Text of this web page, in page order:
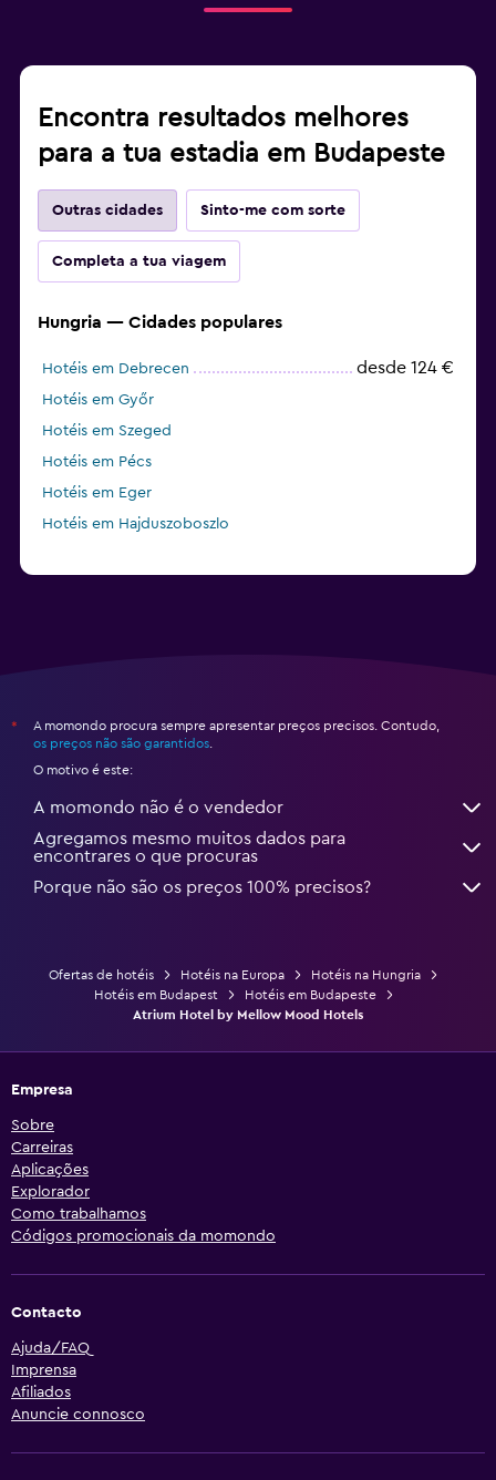
Encontra resultados melhores
para a tua estadia em Budapeste
Outras cidades Sinto-me com sorte
Completa a tua viagem
Hungria — Cidades populares
Hotéis em Debrecen desde 124 €
Hotéis em Győr
Hotéis em Szeged
Hotéis em Pécs
Hotéis em Eger
Hotéis em Hajduszoboszlo
*
A momondo procura sempre apresentar preços precisos. Contudo,
os preços não são garantidos
O motivo é este:
A momondo não é o vendedor
Agregamos mesmo muitos dados para
encontrares o que procuras
Porque não são os preços 100% precisos?
Ofertas de hotéis Hotéis na Europa
Hotéis na Hungria
Hotéis em Budapest
Hotéis em Budapeste
Atrium Hotel by Mellow Mood Hotels
Empresa
Sobre
Carreiras
Aplicações
Explorador
Como trabalhamos
Códigos promocionais da momondo
Contacto
Ajuda/FAQ
Imprensa
Afiliados
Anuncie connosco